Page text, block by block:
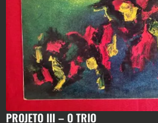
PROJETO III – O TRIO